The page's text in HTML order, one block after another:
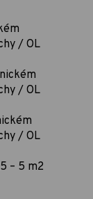
/ OL
/ OL
/ OL
– 5 m2